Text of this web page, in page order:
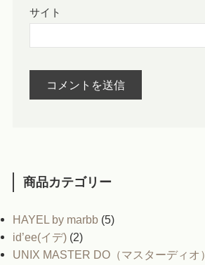
サイト
商品カテゴリー
HAYEL by marbb (5)
id’ee(イデ) (2)
UNIX MASTER DO（マスターディオ）